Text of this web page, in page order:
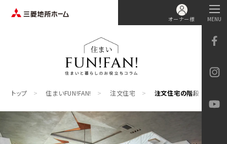
オーナー様 MENU
トップ 住まいFUN!FAN! 注文住宅 注文住宅の階段をおしゃ